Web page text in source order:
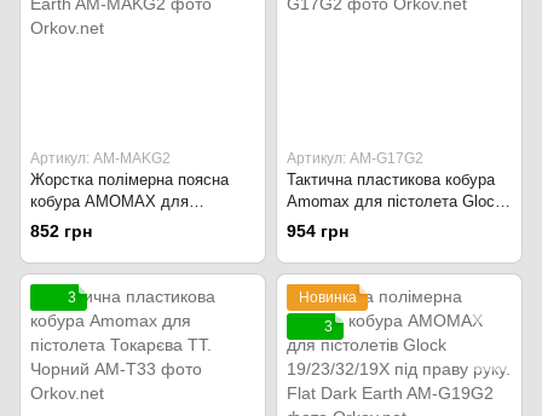
Артикул: AM-MAKG2
Жорстка полімерна поясна
кобура AMOMAX для
пістолета Макарова ПМ під
праву руку. Flat Dark Earth
852 грн
Артикул: AM-G17G2
Тактична пластикова кобура
Amomax для пістолета Glock
17/22/31. Оливково-зелений
954 грн
3
Новинка
3